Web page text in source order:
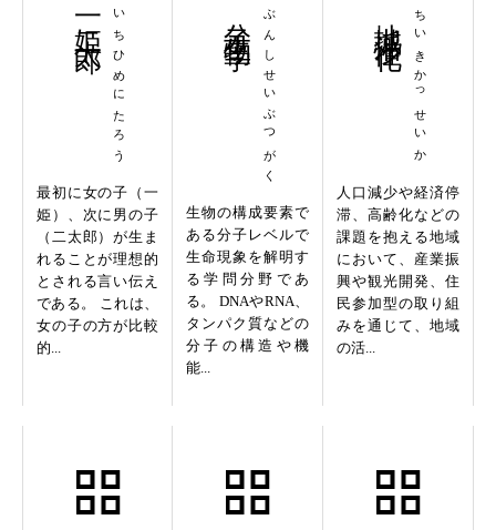
いちひめにたろう
一姫二太郎
最初に女の子（一
姫）、次に男の子
（二太郎）が生ま
れることが理想的
とされる言い伝え
である。 これは、
女の子の方が比較
的...
ぶんしせいぶつがく
生物の構成要素で
ある分子レベルで
生命現象を解明す
る学問分野であ
る。 DNAやRNA、
タンパク質などの
分子の構造や機
能...
ちいきかっせいか
人口減少や経済停
滞、高齢化などの
課題を抱える地域
において、産業振
興や観光開発、住
民参加型の取り組
みを通じて、地域
の活...